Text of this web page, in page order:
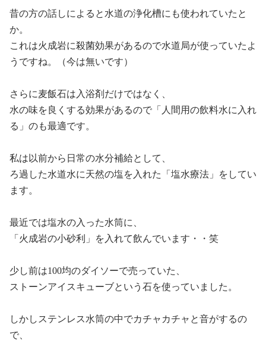
昔の方の話しによると水道の浄化槽にも使われていたと
か。
これは火成岩に殺菌効果があるので水道局が使っていたよ
うですね。（今は無いです）
さらに麦飯石は入浴剤だけではなく、
水の味を良くする効果があるので「人間用の飲料水に入れ
る」のも最適です。
私は以前から日常の水分補給として、
ろ過した水道水に天然の塩を入れた「塩水療法」をしてい
ます。
最近では塩水の入った水筒に、
「火成岩の小砂利」を入れて飲んでいます・・笑
少し前は100均のダイソーで売っていた、
ストーンアイスキューブという石を使っていました。
しかしステンレス水筒の中でカチャカチャと音がするの
で、